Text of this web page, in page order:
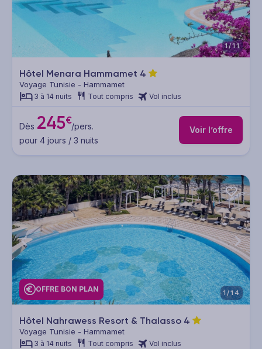
1/11
Hôtel Menara Hammamet 4
Voyage Tunisie - Hammamet
3 à 14 nuits Tout compris Vol inclus
Dès 245€/pers.
pour 4 jours / 3 nuits
Voir l’offre
OFFRE BON PLAN 1/14
Hôtel Nahrawess Resort & Thalasso 4
Voyage Tunisie - Hammamet
3 à 14 nuits Tout compris Vol inclus